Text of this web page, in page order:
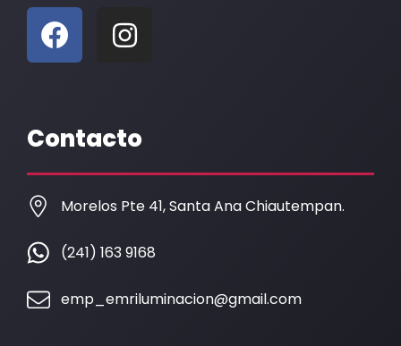
F
a
c
b
o
o
k
I
n
a
g
r
a
m
Contacto
Morelos Pte 41, Santa Ana Chiautempan.
(241) 163 9168
emp_emriluminacion@gmail.com